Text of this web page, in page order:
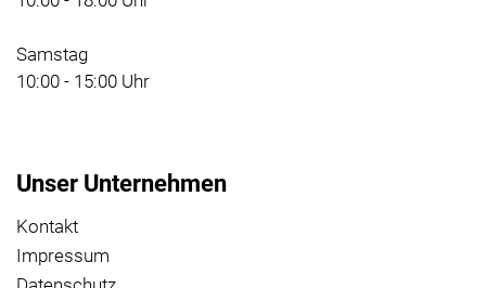
Samstag
10:00 - 15:00 Uhr
Unser Unternehmen
Kontakt
Impressum